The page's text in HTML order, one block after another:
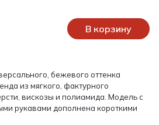
В корзину
бежевого оттенка
из мягкого, фактурного
вискозы и полиамида. Модель с
рукавами дополнена короткими